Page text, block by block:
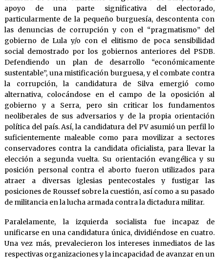
apoyo de una parte significativa del electorado,
particularmente de la pequeño burguesía, descontenta con
las denuncias de corrupción y con el “pragmatismo” del
gobierno de Lula y/o con el elitismo de poca sensibilidad
social demostrado por los gobiernos anteriores del PSDB.
Defendiendo un plan de desarrollo “económicamente
sustentable”, una mistificación burguesa, y el combate contra
la corrupción, la candidatura de Silva emergió como
alternativa, colocándose en el campo de la oposición al
gobierno y a Serra, pero sin criticar los fundamentos
neoliberales de sus adversarios y de la propia orientación
política del país. Así, la candidatura del PV asumió un perfil lo
suficientemente maleable como para movilizar a sectores
conservadores contra la candidata oficialista, para llevar la
elección a segunda vuelta. Su orientación evangélica y su
posición personal contra el aborto fueron utilizados para
atraer a diversas iglesias pentecostales y fustigar las
posiciones de Roussef sobre la cuestión, así como a su pasado
de militancia en la lucha armada contra la dictadura militar.
Paralelamente, la izquierda socialista fue incapaz de
unificarse en una candidatura única, dividiéndose en cuatro.
Una vez más, prevalecieron los intereses inmediatos de las
respectivas organizaciones y la incapacidad de avanzar en un